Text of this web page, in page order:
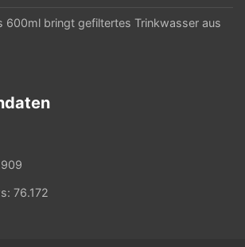
600ml bringt gefiltertes Trinkwasser aus
76.172